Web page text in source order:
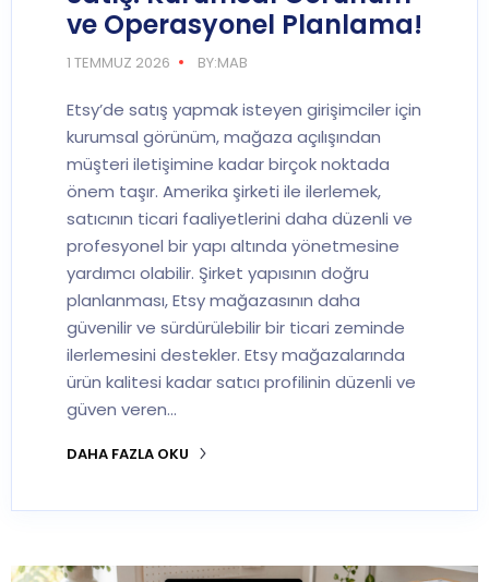
ve Operasyonel Planlama!
1 TEMMUZ 2026 BY:MAB
Etsy’de satış yapmak isteyen girişimciler için
kurumsal görünüm, mağaza açılışından
müşteri iletişimine kadar birçok noktada
önem taşır. Amerika şirketi ile ilerlemek,
satıcının ticari faaliyetlerini daha düzenli ve
profesyonel bir yapı altında yönetmesine
yardımcı olabilir. Şirket yapısının doğru
planlanması, Etsy mağazasının daha
güvenilir ve sürdürülebilir bir ticari zeminde
ilerlemesini destekler. Etsy mağazalarında
ürün kalitesi kadar satıcı profilinin düzenli ve
güven veren…
DAHA FAZLA OKU